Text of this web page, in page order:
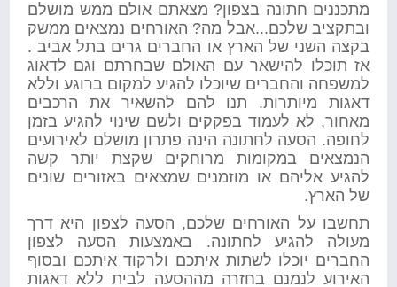
מתכננים חתונה בצפון? מצאתם אולם ממש מושלם
ובתקציב שלכם...אבל מה? האורחים נמצאים ממשק
בקצה השני של הארץ או החברים גרים בתל אביב .
אז תוכלו להישאר עם האולם שבחרתם וגם לדאוג
למשפחה והחברים שיוכלו להגיע למקום ברוגע וללא
דאגות מיותרות. תנו להם להשאיר את הרכבים
מאחור, לא לעמוד בפקקים ולשם שינוי להגיע בזמן
לחופה. הסעה לחתונה הינה פתרון מושלם לאירועים
הנמצאים במקומות מרוחקים שקצת יותר קשה
להגיע אליהם או מוזמנים שמצאים באזורים שונים
של הארץ.
תחשבו על האורחים שלכם, הסעה לצפון היא דרך
מעולה להגיע לחתונה. באמצעות הסעה לצפון
החברים יוכלו לשתות איתכם ולרקוד איתכם ובסוף
האירוע לנמנם בחזרה מההסעה לבית ללא דאגות